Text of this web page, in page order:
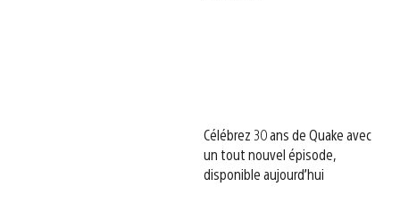
Célébrez 30 ans de Quake avec
un tout nouvel épisode,
disponible aujourd’hui